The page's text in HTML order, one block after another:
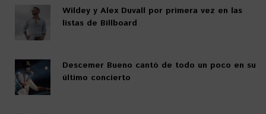
Wildey y Alex Duvall por primera vez en las
listas de Billboard
Descemer Bueno cantó de todo un poco en su
último concierto